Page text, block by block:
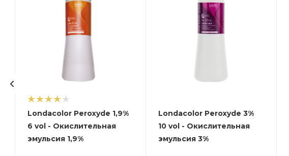
Londacolor Peroxyde 1,9%
6 vol - Окислительная
эмульсия 1,9%
Londacolor Peroxyde 3%
10 vol - Окислительная
эмульсия 3%